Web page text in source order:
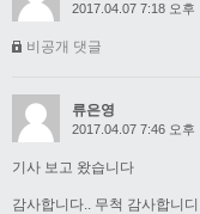
2017.04.07 7:18 오후
비공개 댓글
류은영
2017.04.07 7:46 오후
기사 보고 왔습니다
감사합니다.. 무척 감사합니